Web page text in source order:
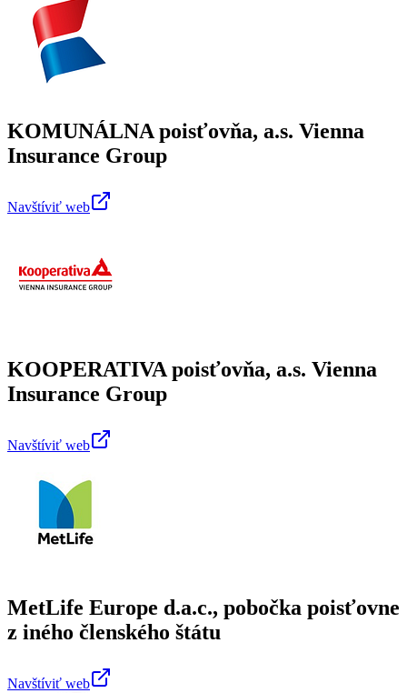
KOMUNÁLNA poisťovňa, a.s. Vienna
Insurance Group
Navštíviť web
KOOPERATIVA poisťovňa, a.s. Vienna
Insurance Group
Navštíviť web
MetLife Europe d.a.c., pobočka poisťovne
z iného členského štátu
Navštíviť web